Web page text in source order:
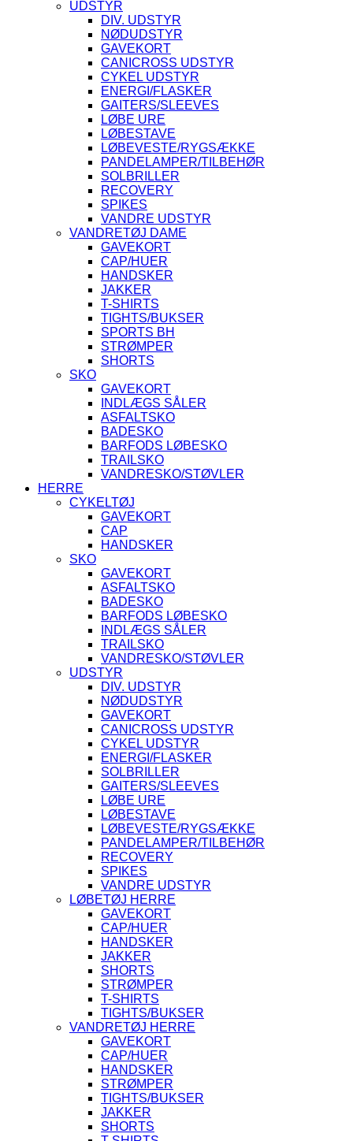
UDSTYR
DIV. UDSTYR
NØDUDSTYR
GAVEKORT
CANICROSS UDSTYR
CYKEL UDSTYR
ENERGI/FLASKER
GAITERS/SLEEVES
LØBE URE
LØBESTAVE
LØBEVESTE/RYGSÆKKE
PANDELAMPER/TILBEHØR
SOLBRILLER
RECOVERY
SPIKES
VANDRE UDSTYR
VANDRETØJ DAME
GAVEKORT
CAP/HUER
HANDSKER
JAKKER
T-SHIRTS
TIGHTS/BUKSER
SPORTS BH
STRØMPER
SHORTS
SKO
GAVEKORT
INDLÆGS SÅLER
ASFALTSKO
BADESKO
BARFODS LØBESKO
TRAILSKO
VANDRESKO/STØVLER
HERRE
CYKELTØJ
GAVEKORT
CAP
HANDSKER
SKO
GAVEKORT
ASFALTSKO
BADESKO
BARFODS LØBESKO
INDLÆGS SÅLER
TRAILSKO
VANDRESKO/STØVLER
UDSTYR
DIV. UDSTYR
NØDUDSTYR
GAVEKORT
CANICROSS UDSTYR
CYKEL UDSTYR
ENERGI/FLASKER
SOLBRILLER
GAITERS/SLEEVES
LØBE URE
LØBESTAVE
LØBEVESTE/RYGSÆKKE
PANDELAMPER/TILBEHØR
RECOVERY
SPIKES
VANDRE UDSTYR
LØBETØJ HERRE
GAVEKORT
CAP/HUER
HANDSKER
JAKKER
SHORTS
STRØMPER
T-SHIRTS
TIGHTS/BUKSER
VANDRETØJ HERRE
GAVEKORT
CAP/HUER
HANDSKER
STRØMPER
TIGHTS/BUKSER
JAKKER
SHORTS